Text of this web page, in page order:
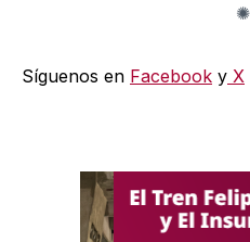
Síguenos en Facebook y X